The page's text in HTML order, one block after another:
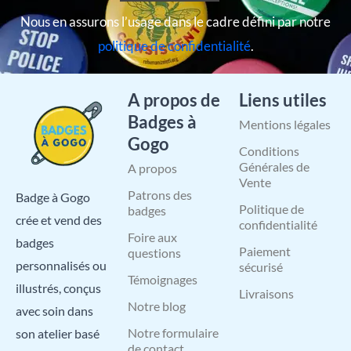
Nous en assurons l’usage dans le cadre défini par notre
politique de confidentialité.
Badge à Gogo
crée et vend des
badges
personnalisés ou
illustrés, conçus
avec soin dans
son atelier basé
A propos de
Badges à
Gogo
A propos
Patrons des
badges
Foire aux
questions
Témoignages
Notre blog
Notre formulaire
Liens utiles
Mentions légales
Conditions
Générales de
Vente
Politique de
confidentialité
Paiement
sécurisé
Livraisons